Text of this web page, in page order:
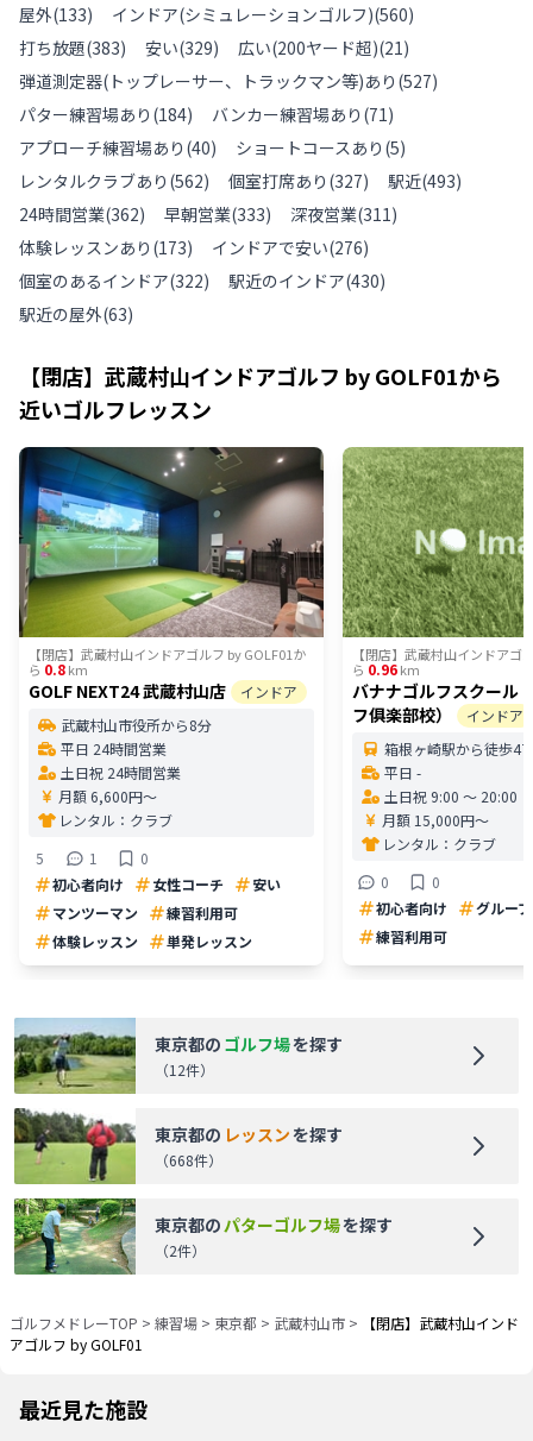
屋外(133) インドア(シミュレーションゴルフ)(560)
打ち放題(383) 安い(329) 広い(200ヤード超)(21)
弾道測定器(トップレーサー、トラックマン等)あり (527)
パター練習場あり (184) バンカー練習場あり (71)
アプローチ練習場あり (40) ショートコースあり (5)
レンタルクラブあり (562) 個室打席あり (327) 駅近(493)
24時間営業(362) 早朝営業(333) 深夜営業(311)
体験レッスンあり (173) インドアで安い(276)
個室のあるインドア(322) 駅近のインドア(430)
駅近の屋外(63)
【閉店】武蔵村山インドアゴルフ by GOLF01から
近いゴルフレッスン
【閉店】武蔵村山インドアゴルフ by GOLF01か
ら 0.8km
GOLF NEXT24 武蔵村山店
インドア
武蔵村山市役所から8分
平日 24時間営業
土日祝 24時間営業
月額 6,600円〜
レンタル： クラブ
5
1
0
初心者向け
女性コーチ
安い
マンツーマン
練習利用可
体験レッスン
単発レッスン
【閉店】武蔵村山インドアゴ
ら 0.96km
バナナゴルフスクール
フ俱楽部校）
インドア
箱根ヶ崎駅から徒歩47
平日 -
土日祝 9:00 〜 20:00
月額 15,000円〜
レンタル： クラブ
0
0
初心者向け
グループ
練習利用可
東京都の ゴルフ場を探す
（12件）
東京都の レッスンを探す
（668件）
東京都の パターゴルフ場を探す
（2件）
ゴルフメドレーTOP > 練習場 > 東京都 > 武蔵村山市 >
【閉店】武蔵村山インド
アゴルフ by GOLF01
最近見た施設